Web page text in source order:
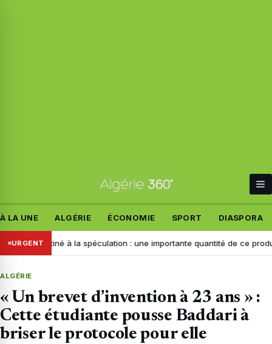
À LA UNE ALGÉRIE ÉCONOMIE SPORT DIASPORA
URGENTà la spéculation : une importante quantité de ce produit saisie
ALGÉRIE
« Un brevet d’invention à 23 ans » :
Cette étudiante pousse Baddari à
briser le protocole pour elle